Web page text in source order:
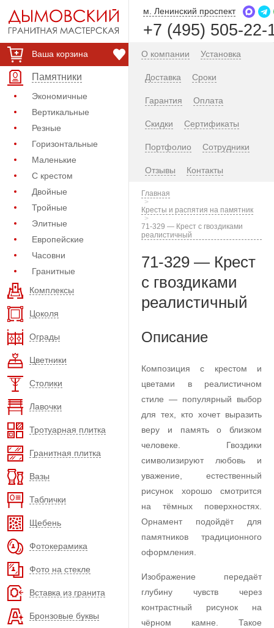
Ваша корзина
Памятники
Экономичные
Вертикальные
Резные
Горизонтальные
Маленькие
С крестом
Двойные
Тройные
Элитные
Европейские
Часовни
Гранитные
Комплексы
Цоколя
Ограды
Цветники
Столики
Лавочки
Тротуарная плитка
Гранитная плитка
Вазы
Таблички
Щебень
Фотокерамика
Фото на стекле
Вставка из гранита
Бронзовые буквы
м. Ленинский проспект
+7 (495) 505-22-
О компании Установка
Доставка Сроки
Гарантия Оплата
Скидки Сертификаты
Портфолио Сотрудники
Отзывы Контакты
Главная
Кресты и распятия на памятник
71-329 — Крест с гвоздиками
реалистичный
71-329 — Крест
с гвоздиками
реалистичный
Описание
Композиция с крестом и
цветами в реалистичном
стиле — популярный выбор
для тех, кто хочет выразить
веру и память о близком
человеке. Гвоздики
символизируют любовь и
уважение, естественный
рисунок хорошо смотрится
на тёмных поверхностях.
Орнамент подойдёт для
памятников традиционного
оформления.
Изображение передаёт
глубину чувств через
контрастный рисунок на
чёрном камне. Такое